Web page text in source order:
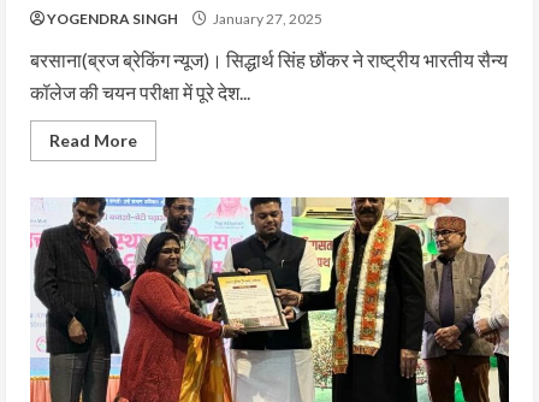
YOGENDRA SINGH January 27, 2025
बरसाना(ब्रज ब्रेकिंग न्यूज)। सिद्धार्थ सिंह छौंकर ने राष्ट्रीय भारतीय सैन्य
कॉलेज की चयन परीक्षा में पूरे देश...
Read More